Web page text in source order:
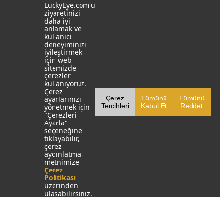
19 Mayıs Mah. Turaboğlu Sok.
Hamdiye Yazgan İş Merkezi
Kozyatağı, Kadıköy, İstanbul
T: +90 216 355 03 19
Sosyal Medya
MarketingTR
LuckyEye.com'u
ziyaretinizi
daha iyi
anlamak ve
kullanıcı
deneyiminizi
iyileştirmek
için web
sitemizde
çerezler
kullanıyoruz.
Çerez
ayarlarınızı
yönetmek için
"Çerezleri
Ayarla"
seçeneğine
tıklayabilir,
çerez
aydınlatma
metnimize
Çerez
Politikası
üzerinden
ulaşabilirsiniz.
Çerez
Tercihleri
Tümünü
Kabul Et
Tümünü
Reddet